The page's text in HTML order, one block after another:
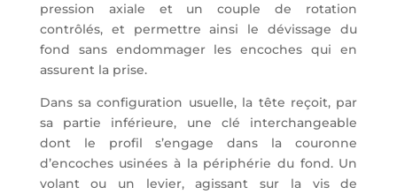
pression axiale et un couple de rotation
contrôlés, et permettre ainsi le dévissage du
fond sans endommager les encoches qui en
assurent la prise.
Dans sa configuration usuelle, la tête reçoit, par
sa partie inférieure, une clé interchangeable
dont le profil s’engage dans la couronne
d’encoches usinées à la périphérie du fond. Un
volant ou un levier, agissant sur la vis de